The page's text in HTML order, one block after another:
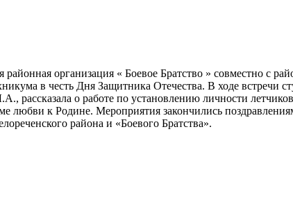
организация « Боевое Братство » совместно с
в честь Дня Защитника Отечества. В ходе встречи
рассказала о работе по установлению личности
любви к Родине. Мероприятия закончились
района и «Боевого Братства».